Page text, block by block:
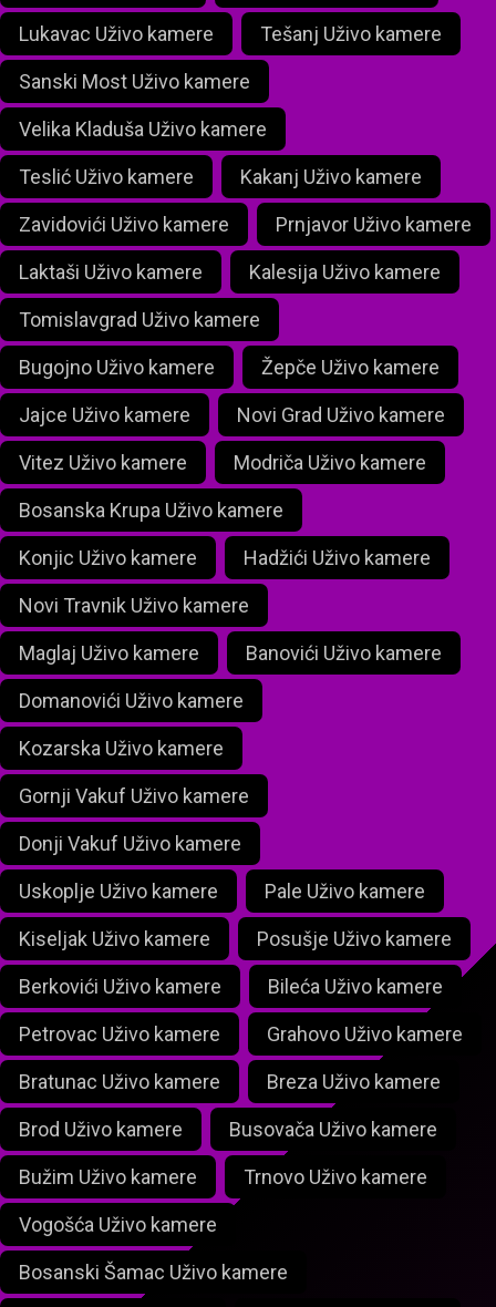
Lukavac Uživo kamere Tešanj Uživo kamere
Sanski Most Uživo kamere
Velika Kladuša Uživo kamere
Teslić Uživo kamere Kakanj Uživo kamere
Zavidovići Uživo kamere Prnjavor Uživo kamere
Laktaši Uživo kamere Kalesija Uživo kamere
Tomislavgrad Uživo kamere
Bugojno Uživo kamere Žepče Uživo kamere
Jajce Uživo kamere Novi Grad Uživo kamere
Vitez Uživo kamere Modriča Uživo kamere
Bosanska Krupa Uživo kamere
Konjic Uživo kamere Hadžići Uživo kamere
Novi Travnik Uživo kamere
Maglaj Uživo kamere Banovići Uživo kamere
Domanovići Uživo kamere
Kozarska Uživo kamere
Gornji Vakuf Uživo kamere
Donji Vakuf Uživo kamere
Uskoplje Uživo kamere Pale Uživo kamere
Kiseljak Uživo kamere Posušje Uživo kamere
Berkovići Uživo kamere Bileća Uživo kamere
Petrovac Uživo kamere Grahovo Uživo kamere
Bratunac Uživo kamere Breza Uživo kamere
Brod Uživo kamere Busovača Uživo kamere
Bužim Uživo kamere Trnovo Uživo kamere
Vogošća Uživo kamere
Bosanski Šamac Uživo kamere